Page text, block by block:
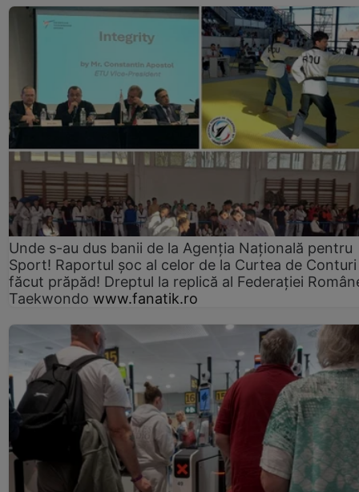
Unde s-au dus banii de la Agenția Națională pentru
Sport! Raportul șoc al celor de la Curtea de Conturi
făcut prăpăd! Dreptul la replică al Federației
Taekwondo www.fanatik.ro